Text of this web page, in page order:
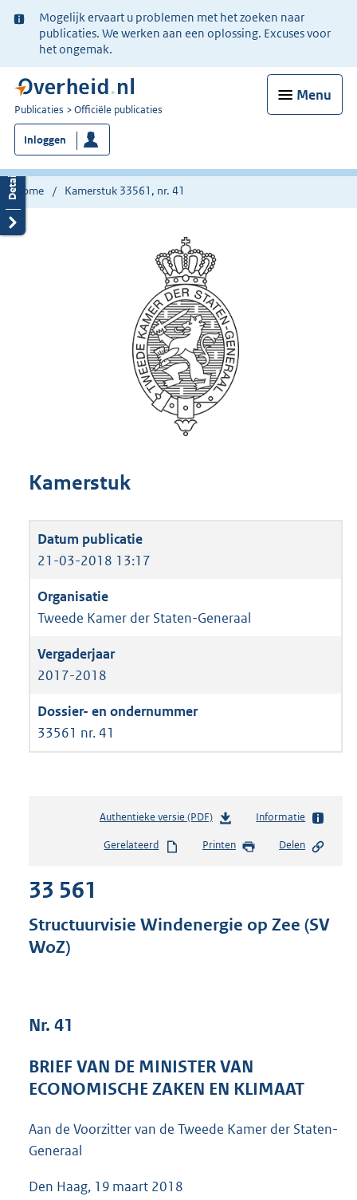
Ter
informatie:
Mogelijk ervaart u problemen met het zoeken naar
publicaties. We werken aan een oplossing. Excuses voor
het ongemak.
Menu
U
bent
nu
hier:
Publicaties Officiële publicaties
Inloggen
Home Kamerstuk 33561, nr. 41
Kamerstuk
21-03-2018 13:17
Tweede Kamer der Staten-Generaal
2017-2018
33561 nr. 41
Authentieke versie (PDF)b
s
s
:
4
b
Informatie
Gerelateerd Printen Delen
33 561
Structuurvisie Windenergie op Zee (SV
WoZ)
Nr. 41
BRIEF VAN DE MINISTER VAN
ECONOMISCHE ZAKEN EN KLIMAAT
Aan de Voorzitter van de Tweede Kamer der Staten-
Generaal
Den Haag, 19 maart 2018